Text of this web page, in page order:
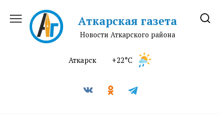
содержанию
Аткарская газета
Новости Аткарского района
Аткарск +22°C